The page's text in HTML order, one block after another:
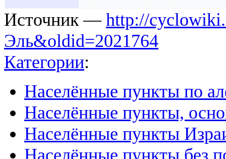
Источник — http://
Эль&oldid=2021764
Категории:
Населённые пункты по
Населённые пункты,
Населённые пункты
Населённые пункты без